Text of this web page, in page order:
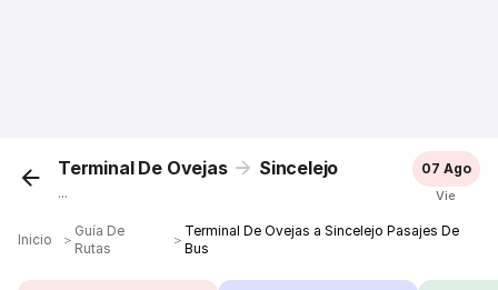
Terminal De Ovejas Sincelejo
...
07 Ago
Vie
Inicio ＞
Guía De
Rutas
＞
Terminal De Ovejas a Sincelejo Pasajes De
Bus